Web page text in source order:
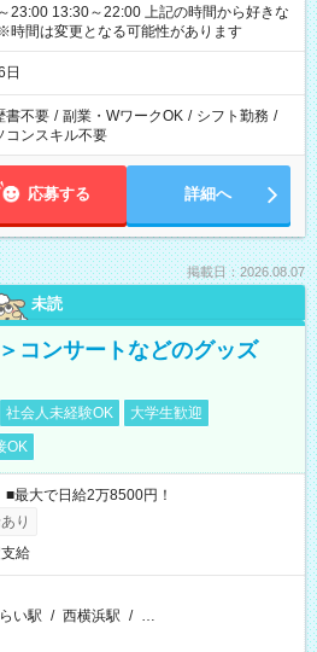
～22:00 上記の時間から好きな
時間は変更となる可能性があります
日
書不要 / 副業・WワークOK / シフト勤務 /
コンスキル不要
応募する 詳細へ
掲載日：2026.08.07
未読
コンサートなどのグッズ
社会人未経験OK
大学生歓迎
OK
最大で日給2万8500円！
り
給
い駅 / 西横浜駅 / …